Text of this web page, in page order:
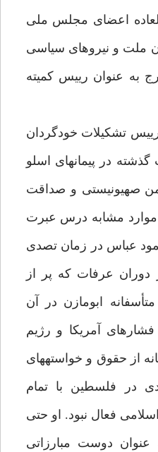
اعضاى مجلس ملى
ملت و نيروهاى سياسى
به عنوان رييس كميته
تشكيلات خودگردان
گذشته در پيمان‏هاى اسلو
صهيونيستى و صداقت
موارد مشابه درس عبرت
عباس در زمان تصدى
عرفات كه پر از
ابومازن در آن
فشارهاى آمريكا و رژيم
از حقوق و خواسته‏هاى
در فلسطين با تمام
فعال نبود. او حتى
عنوان دوست مبارزاتى